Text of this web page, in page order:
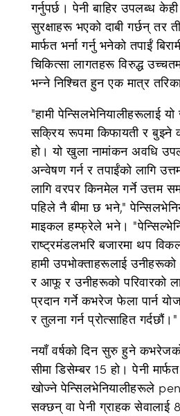
गर्नुपर्छ। पेनी बाहिर उपलब्ध
सुरक्षाहरू भएको दाबी गर्छन् तर
मार्फत भर्ना गर्नु भनेको तपाईं
चिकित्सा लागतहरू विरुद्ध
भन्ने निश्चित हुन एक मात्र
"हामी पेन्सिलभेनियालीहरूलाई
सक्रिय रूपमा किफायती र
हो। यो खुला नामांकन अवधि
अन्वेषण गर्न र तपाईंको लागि
लागि वरपर किनमेल गर्ने उत्तम
पहिले नै बीमा छ भने,"
माइकल हम्फ्रेले भने।
राष्ट्रमंडलभरि बजारमा थप
हामी उपभोक्ताहरूलाई
र आफू र उनीहरूको परिवारको
प्रदान गर्ने कभरेज फेला पार्न
र तुलना गर्न प्रोत्साहित गर्दछौं।"
नयाँ वर्षको दिन सुरु हुने
सीमा डिसेम्बर 15 हो। पेनी
खोज्ने पेन्सिलभेनियालीहरूले
सक्छन् वा पेनी ग्राहक